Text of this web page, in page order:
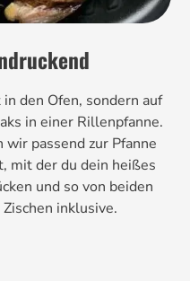
den Ofen, sondern auf
in einer Rillenpfanne.
wir passend zur Pfanne
mit der du dein heißes
und so von beiden
inklusive.